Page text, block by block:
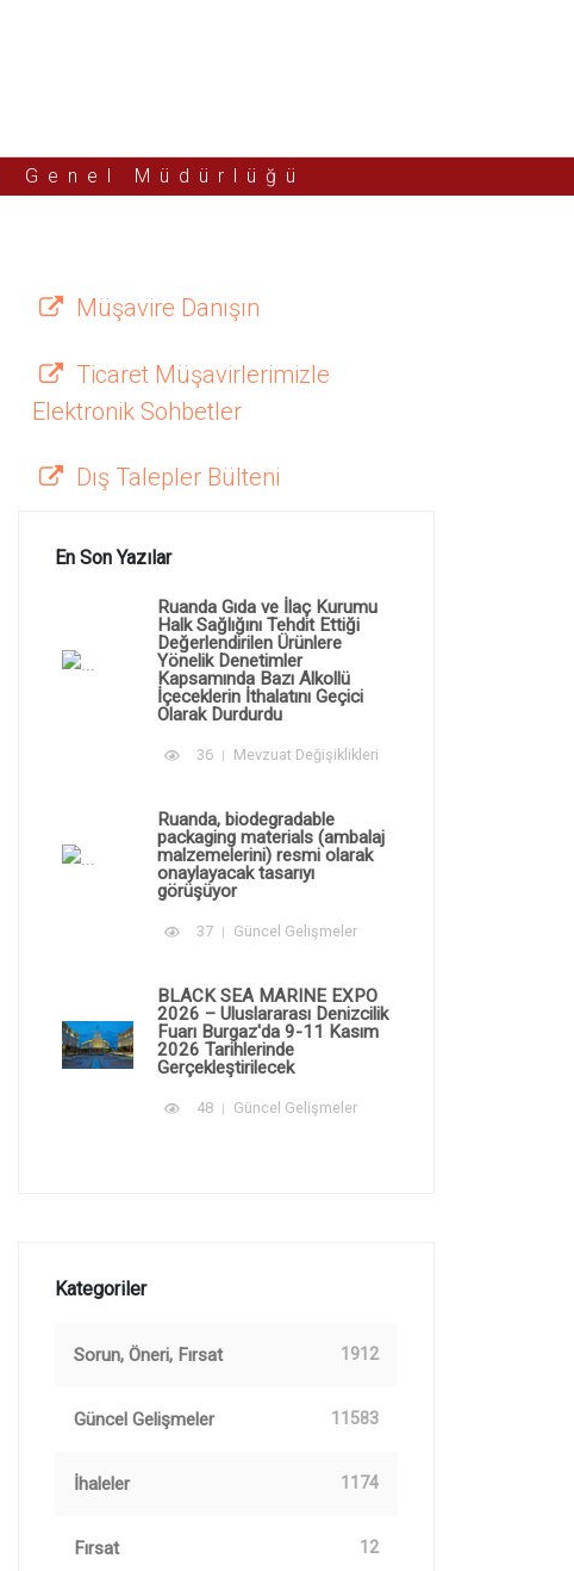
Müdürlüğü
Müşavire Danışın
Ticaret Müşavirlerimizle
Elektronik Sohbetler
Dış Talepler Bülteni
En Son Yazılar
Ruanda Gıda ve İlaç Kurumu
Halk Sağlığını Tehdit Ettiği
Değerlendirilen Ürünlere
Yönelik Denetimler
Kapsamında Bazı Alkollü
İçeceklerin İthalatını Geçici
Olarak Durdurdu
36 Mevzuat Değişiklikleri
Ruanda, biodegradable
packaging materials (ambalaj
malzemelerini) resmi olarak
onaylayacak tasarıyı
görüşüyor
37 Güncel Gelişmeler
BLACK SEA MARINE EXPO
2026 – Uluslararası Denizcilik
Fuarı Burgaz'da 9-11 Kasım
2026 Tarihlerinde
Gerçekleştirilecek
48 Güncel Gelişmeler
Kategoriler
Sorun, Öneri, Fırsat 1912
Güncel Gelişmeler 11583
İhaleler 1174
Fırsat 12